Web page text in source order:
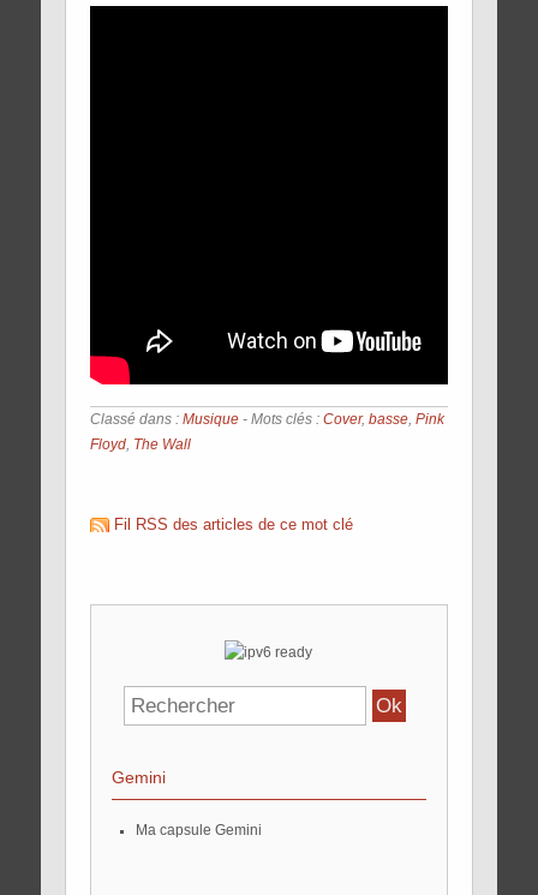
Classé dans : Musique- Mots clés : Cover, basse, Pink
Floyd, The Wall
Fil RSS des articles de ce mot clé
Gemini
Ma capsule Gemini